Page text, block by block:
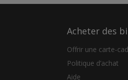
Acheter des
Offrir une carte-
Politique d’achat
Aide